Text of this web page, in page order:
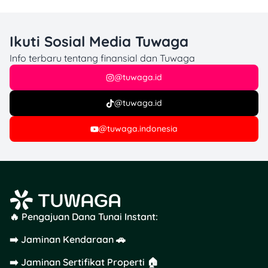
menyerahkan berkas-
berkasnya ke petugas
hingga selesai persidangan.
Nah, khusus pengajuan
online,
kamu perlu jasa pengacara
untuk membantu mengurus
berkas-berkasnya via e-
Ini dia langkah-langkah
pengajuannya:
1. Pengajuan Gugatan
Ikuti Sosial Media Tuwaga
Info terbaru tentang finansial dan Tuwaga
@tuwaga.id
@tuwaga.id
@tuwaga.indonesia
🔥 Pengajuan Dana Tunai Instant:
➡️ Jaminan Kendaraan 🚗
➡️ Jaminan Sertifikat Properti 🏠